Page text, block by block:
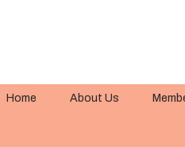
Home About Us